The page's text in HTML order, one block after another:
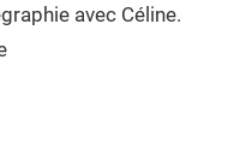
avec Céline.